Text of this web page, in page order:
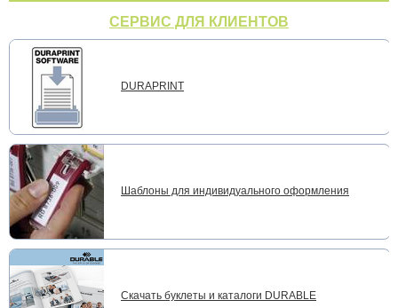
СЕРВИС ДЛЯ КЛИЕНТОВ
DURAPRINT
Шаблоны для индивидуального оформления
Скачать буклеты и каталоги DURABLE